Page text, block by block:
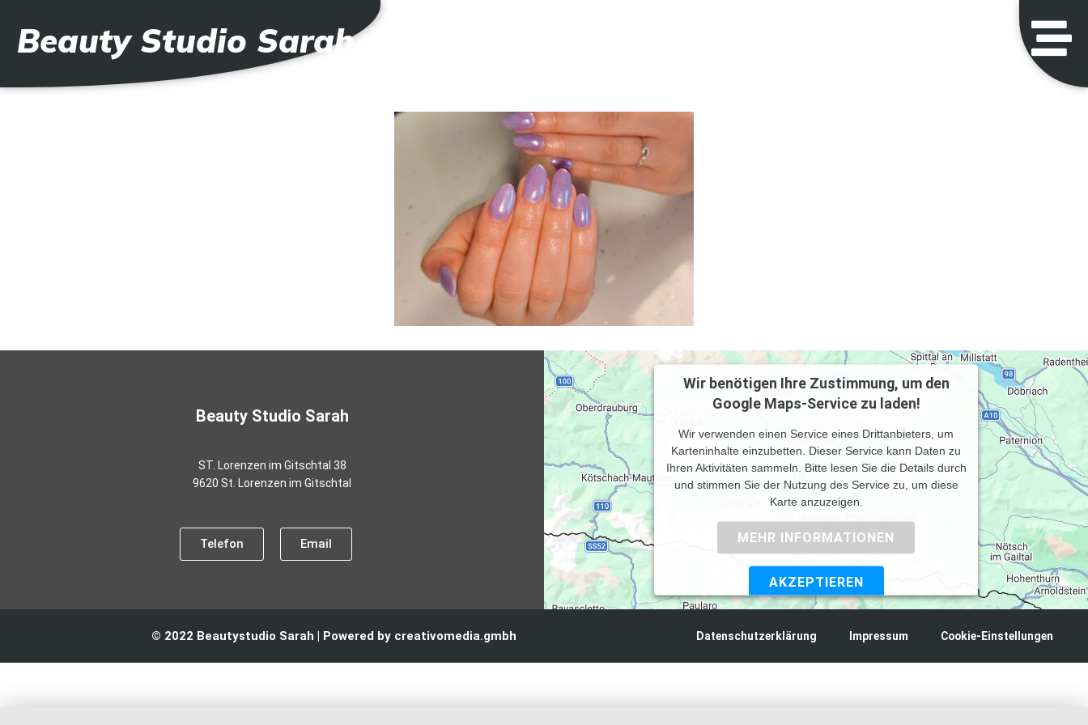
Beauty Studio Sarah
Beauty Studio Sarah
ST. Lorenzen im Gitschtal 38
9620 St. Lorenzen im Gitschtal
Telefon Email
Wir benötigen Ihre Zustimmung, um den
Google Maps-Service zu laden!
Wir verwenden einen Service eines Drittanbieters, um
Karteninhalte einzubetten. Dieser Service kann Daten zu
Ihren Aktivitäten sammeln. Bitte lesen Sie die Details durch
und stimmen Sie der Nutzung des Service zu, um diese
Karte anzuzeigen.
MEHR INFORMATIONEN
AKZEPTIEREN
© 2022 Beautystudio Sarah | Powered by creativomedia.gmbh Datenschutzerklärung Impressum Cookie-Einstellungen